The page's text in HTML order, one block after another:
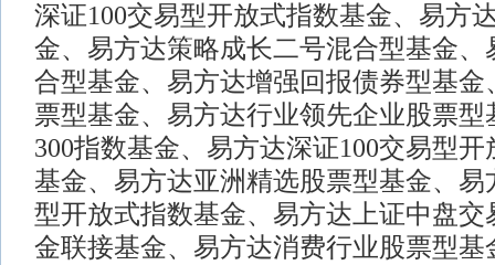
深证100交易型开放式指数基金、易方
金、易方达策略成长二号混合型基金、
合型基金、易方达增强回报债券型基金
票型基金、易方达行业领先企业股票型
300指数基金、易方达深证100交易型
基金、易方达亚洲精选股票型基金、易
型开放式指数基金、易方达上证中盘交
金联接基金、易方达消费行业股票型基